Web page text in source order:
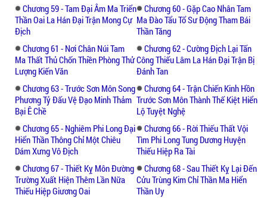
Chương 59 - Tam Đại Âm Ma Triển
Thần Oai La Hán Đại Trận Mong Cự
Địch
Chương 60 - Gặp Cao Nhân Tam
Ma Đào Tẩu Tổ Sư Động Tham Bái
Thần Tăng
Chương 61 - Nơi Chân Núi Tam
Ma Thất Thủ Chốn Thiền Phòng Thử
Lượng Kiến Văn
Chương 62 - Cường Địch Lại Tấn
Công Thiếu Lâm La Hán Đại Trận Bị
Đánh Tan
Chương 63 - Trước Sơn Môn Song
Phương Tỷ Đấu Vệ Đạo Minh Thảm
Bại Ê Chề
Chương 64 - Trận Chiến Kinh Hồn
Trước Sơn Môn Thành Thế Kiệt Hiển
Lộ Tuyệt Nghệ
Chương 65 - Nghiêm Phi Long Đại
Hiển Thần Thông Chỉ Một Chiêu
Dám Xưng Vô Địch
Chương 66 - Rời Thiếu Thất Vội
Tìm Phi Long Tung Dương Huyện
Thiếu Hiệp Ra Tài
Chương 67 - Thiết Kỵ Môn Đường
Trường Xuất Hiện Thêm Lần Nữa
Thiếu Hiệp Giương Oai
Chương 68 - Sau Thiết Kỵ Lại Đến
Cửu Trùng Kim Chỉ Thần Ma Hiển
Thần Uy